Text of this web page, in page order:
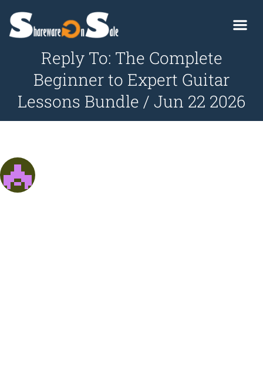
Reply To: The Complete
Beginner to Expert Guitar
Lessons Bundle / Jun 22 2026